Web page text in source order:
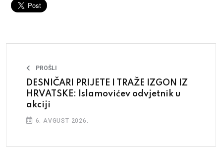
PROŠLI
DESNIČARI PRIJETE I TRAŽE IZGON IZ
HRVATSKE: Islamovićev odvjetnik u
akciji
6. AVGUST 2026.